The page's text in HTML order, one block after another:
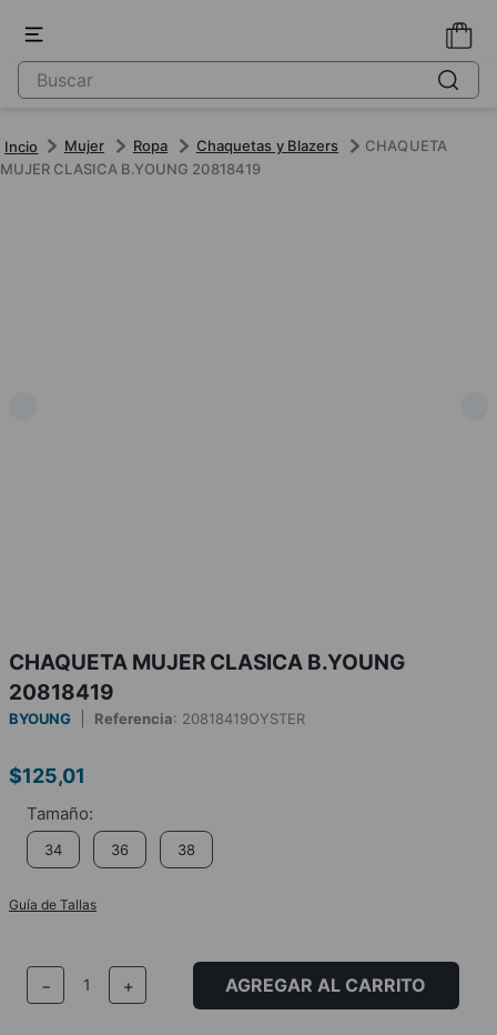
Mujer Ropa Chaquetas y Blazers
CHAQUETA
MUJER CLASICA B.YOUNG 20818419
CHAQUETA MUJER CLASICA B.YOUNG
20818419
BYOUNG Referencia: 20818419OYSTER
$125,01
34 36 38
Guía de Tallas
＋
－ AGREGAR AL CARRITO